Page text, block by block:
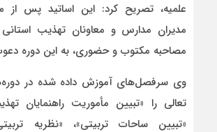
علمیه، تصریح کرد: این اساتید پس
مدیران مدارس و معاونان تهذیب
مصاحبه مکتوب و حضوری، به این دوره
وی سرفصل‌های آموزش داده شده در
تعالی را «تبیین مأموریت راهنمایان
«تبیین ساحات تربیتی»، «نظریه